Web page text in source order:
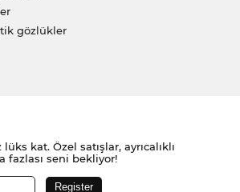
gözlükler
kat. Özel satışlar, ayrıcalıklı
fazlası seni bekliyor!